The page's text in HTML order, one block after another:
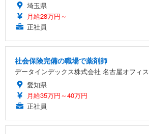
埼玉県
月給28万円～
正社員
社会保険完備の職場で薬剤師
データインデックス株式会社 名古屋オフィス
愛知県
月給35万円～40万円
正社員